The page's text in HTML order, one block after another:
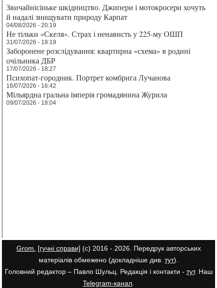
Звичайнісіньке шкідництво. Джипери і мотокросери хочуть
й надалі знищувати природу Карпат
04/08/2026 - 20:19
Не тільки «Скеля». Страх і ненависть у 225-му ОШП
31/07/2026 - 18:19
Заборонене розслідування: квартирна «схема» в родині
очільника ДБР
17/07/2026 - 18:27
Психопат-городник. Портрет комбрига Лучанова
16/07/2026 - 16:42
Мільярдна гральна імперія громадянина Журила
09/07/2026 - 18:04
Grom. [гучні справи] (с) 2016 - 2026. Передрук авторських
матеріалів обмежено (докладніше див. тут).
Головний редактор – Павло Шульц. Редакція і контакти - тут. Наш
Telegram-канал